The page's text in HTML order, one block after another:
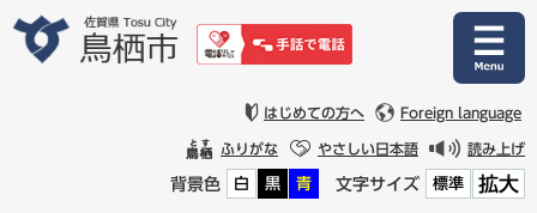
はじめての方へ Foreign language
ふりがな やさしい日本語 読み上げ
背景色 白 黒 青 文字サイズ 標準 拡大